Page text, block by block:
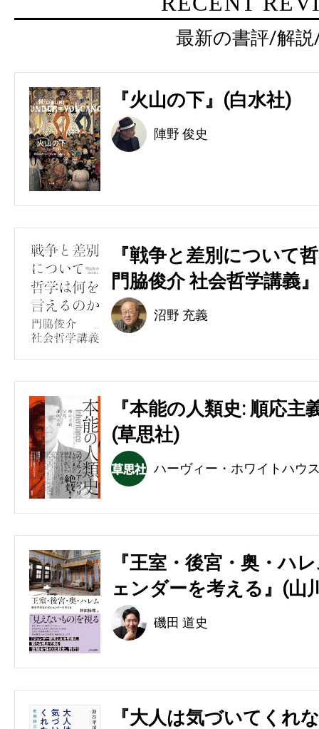
最新の書評/解
『火山の下』(白水社)
陣野 俊史
『戦争と差別について
門脇俊介 社会哲学講義
沼野 充義
『本能の人類史: 順応
(草思社)
ハーヴィー・ホワイトハウ
『王室・後宮・奥・ハ
ェンダーを考える』(山
磯田 道史
『大人は気づいてくれ